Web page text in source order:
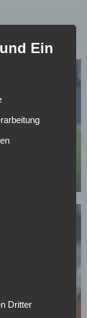
Ein
Dritter